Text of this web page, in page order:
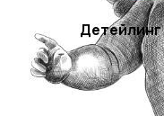
Детейлинг